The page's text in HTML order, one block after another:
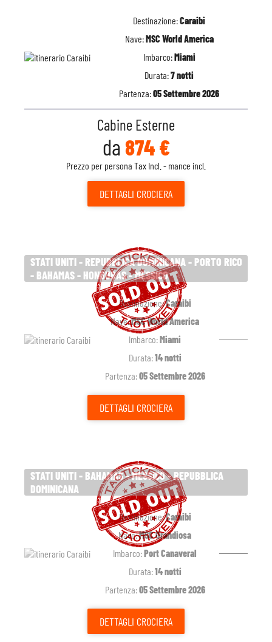
Destinazione:Caraibi
Nave:MSC World America
Imbarco:Miami
Durata:7 notti
Partenza:05 Settembre 2026
Cabine Esterne
da 874 €
Prezzo per persona Tax Incl. - mance incl.
DETTAGLI CROCIERA
STATI UNITI - REPUBBLICA DOMINICANA - PORTO RICO
- BAHAMAS - HONDURAS - MESSICO
Destinazione:Caraibi
Nave:MSC World America
Imbarco:Miami
Durata:14 notti
Partenza:05 Settembre 2026
DETTAGLI CROCIERA
STATI UNITI - BAHAMAS - MESSICO - REPUBBLICA
DOMINICANA
Destinazione:Caraibi
Nave:MSC Grandiosa
Imbarco:Port Canaveral
Durata:14 notti
Partenza:05 Settembre 2026
DETTAGLI CROCIERA